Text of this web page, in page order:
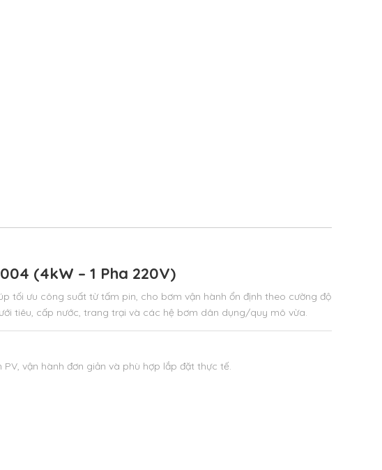
(4kW – 1 Pha 220V)
tối ưu công suất từ tấm pin, cho bơm vận hành ổn định theo cường độ
tiêu, cấp nước, trang trại và các hệ bơm dân dụng/quy mô vừa.
vận hành đơn giản và phù hợp lắp đặt thực tế.